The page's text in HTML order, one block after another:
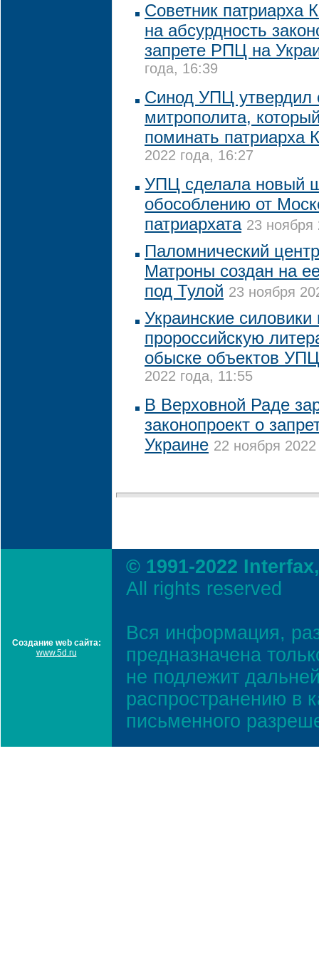
Советник патриарха
на абсурдность
запрете РПЦ на
года, 16:39
Синод УПЦ утвердил
митрополита,
поминать патриарха
2022 года, 16:27
УПЦ сделала новый
обособлению от
патриархата 23 ноября
Паломнический
Матроны создан на
под Тулой 23 ноября
Украинские
пророссийскую
обыске объектов
2022 года, 11:55
В Верховной Раде
законопроект о
Украине 22 ноября
Создание web сайта:
www.5d.ru
© 1991-2022
All rights reserved
Вся информация,
предназначена
не подлежит
распространению в
письменного